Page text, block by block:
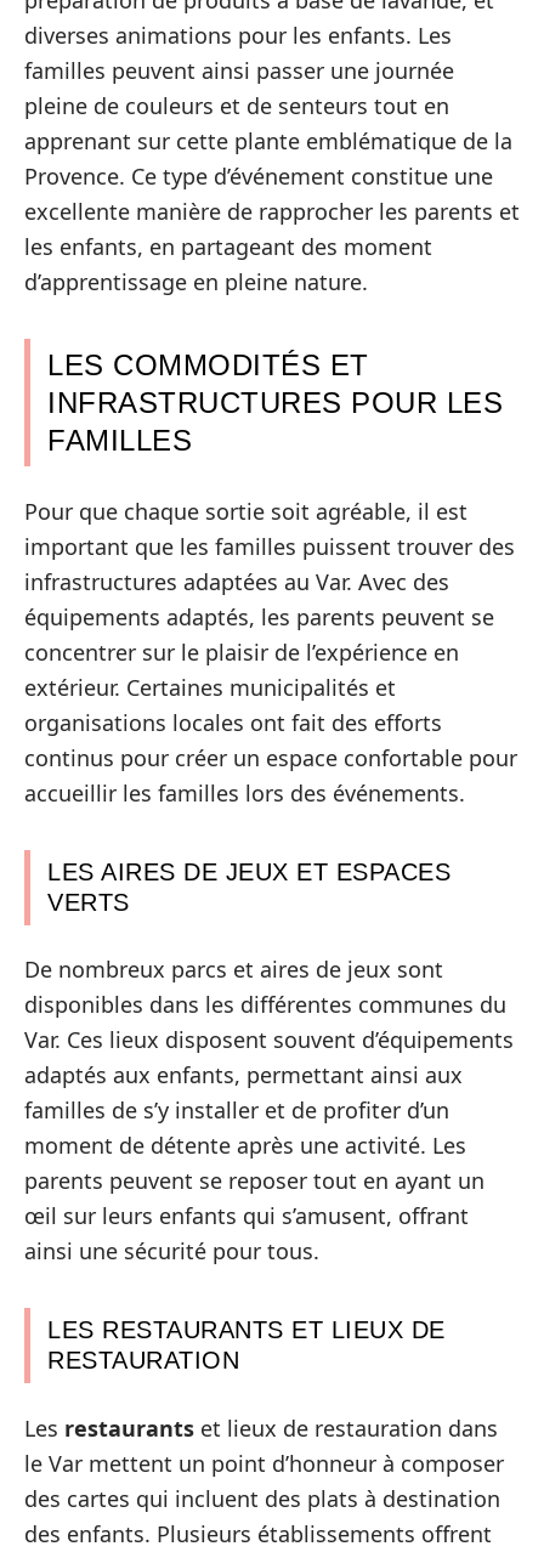
diverses animations pour les enfants. Les
familles peuvent ainsi passer une journée
pleine de couleurs et de senteurs tout en
apprenant sur cette plante emblématique de la
Provence. Ce type d’événement constitue une
excellente manière de rapprocher les parents et
les enfants, en partageant des moment
d’apprentissage en pleine nature.
LES COMMODITÉS ET
INFRASTRUCTURES POUR LES
FAMILLES
Pour que chaque sortie soit agréable, il est
important que les familles puissent trouver des
infrastructures adaptées au Var. Avec des
équipements adaptés, les parents peuvent se
concentrer sur le plaisir de l’expérience en
extérieur. Certaines municipalités et
organisations locales ont fait des efforts
continus pour créer un espace confortable pour
accueillir les familles lors des événements.
LES AIRES DE JEUX ET ESPACES
VERTS
De nombreux parcs et aires de jeux sont
disponibles dans les différentes communes du
Var. Ces lieux disposent souvent d’équipements
adaptés aux enfants, permettant ainsi aux
familles de s’y installer et de profiter d’un
moment de détente après une activité. Les
parents peuvent se reposer tout en ayant un
œil sur leurs enfants qui s’amusent, offrant
ainsi une sécurité pour tous.
LES RESTAURANTS ET LIEUX DE
RESTAURATION
Les restaurants et lieux de restauration dans
le Var mettent un point d’honneur à composer
des cartes qui incluent des plats à destination
des enfants. Plusieurs établissements offrent